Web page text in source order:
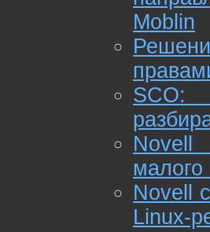
Moblin
Novell
малого
Novell
Linux-